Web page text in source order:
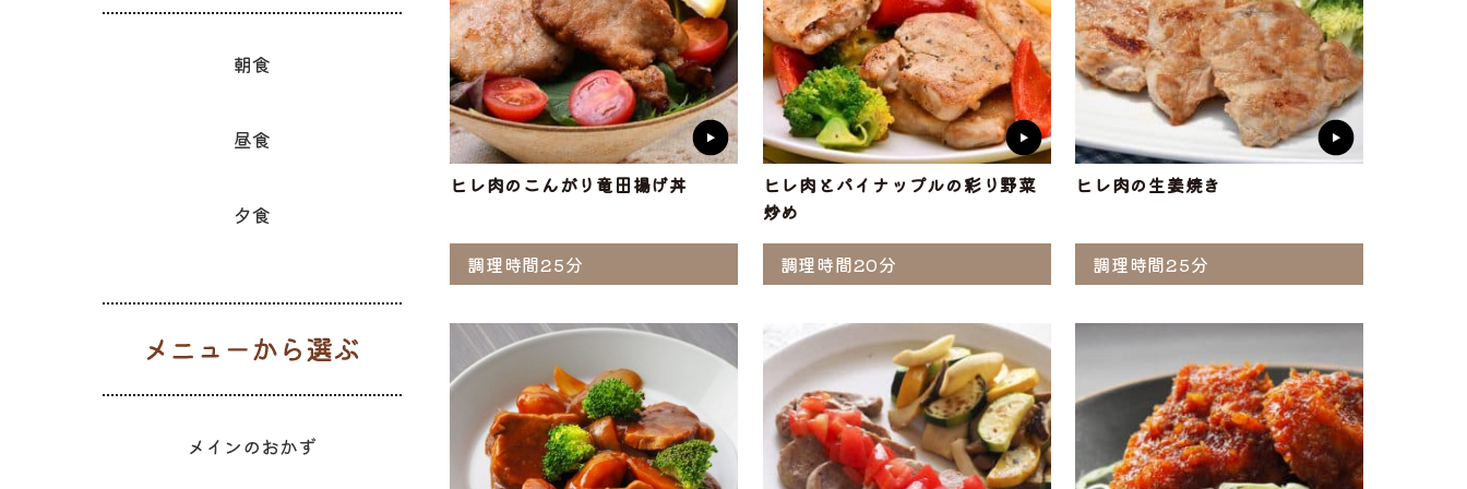
ヒレ肉のこんがり竜田揚げ丼
調理時間25分
ヒレ肉とパイナップルの彩り野菜
炒め
調理時間20分
ヒレ肉の生姜焼き
調理時間25分
朝食
昼食
夕食
メインのおかず